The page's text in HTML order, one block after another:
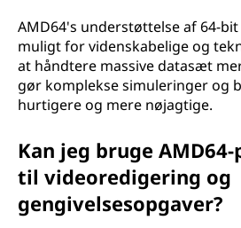
AMD64's understøttelse af 64-
muligt for videnskabelige og
at håndtere massive datasæt
gør komplekse simuleringer og
hurtigere og mere nøjagtige.
Kan jeg bruge
til videoredigering og
gengivelsesopgaver?